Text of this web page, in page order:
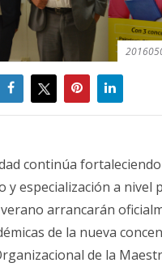
continúa
y especialización a nivel
arrancarán
de la nueva
de la